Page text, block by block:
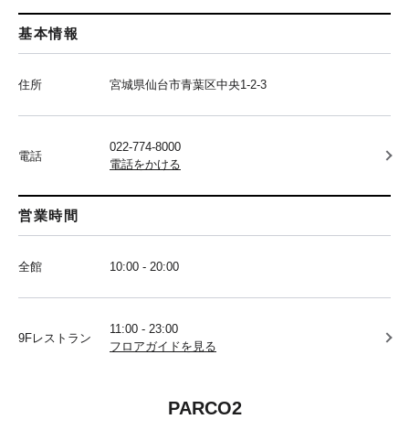
基本情報
住所 宮城県仙台市青葉区中央1-2-3
電話
022-774-8000
電話をかける
営業時間
全館 10:00 - 20:00
9Fレストラン
11:00 - 23:00
フロアガイドを見る
PARCO2